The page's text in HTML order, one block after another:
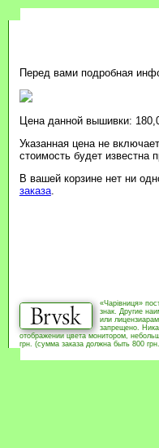
Перед вами подробная
Цена данной вышивки:
Указанная цена не
стоимость будет известна
В вашей корзине нет ни
заказа.
«Чарівниця»
знак. Другие
или
запрещено.
отображении цвета монитором,
грн. (сумма заказа должна быть 800